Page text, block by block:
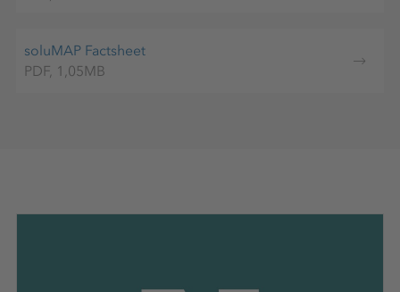
Temperatur
soluMAP Factsheet
PDF, 1,05MB